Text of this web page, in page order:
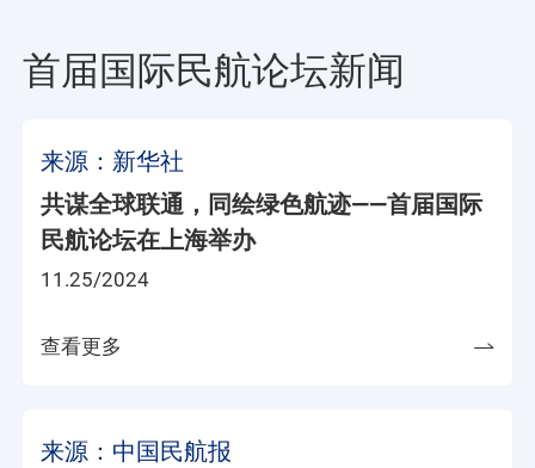
首届国际民航论坛新闻
来源：新华社
共谋全球联通，同绘绿色航迹——首届国际
民航论坛在上海举办
11.25/2024
查看更多
来源：中国民航报